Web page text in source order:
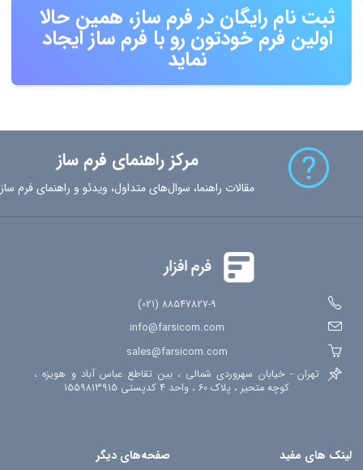
ثبت نام رایگان در فرم ساز، همین حالا
اولین فرم خودتون رو با فرم ساز ایجاد
نماید
مرکز راهنمای فرم ساز
مقالات راهنما، سوال‌های متداول، ویدئو و راهنمای فرم ساز
88547827-9 (021)
info@farsicom.com
sales@farsicom.com
تهران - خیابان سهروردی شمالی ، بین تقاطع عباس آباد و هویزه ،
کوچه متحیر ، پلاک 60 ، واحد 4 کدپستی 1559813915
لینک های مفید صفحه‌های دیگر